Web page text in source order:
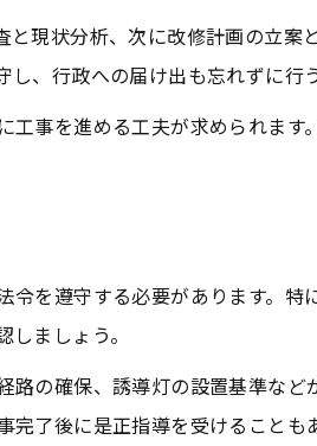
現状分析、次に改修計画の立案
、行政への届け出も忘れずに行
事を進める工夫が求められま
を遵守する必要があります。
ましょう。
の確保、誘導灯の設置基準な
了後に是正指導を受けることも